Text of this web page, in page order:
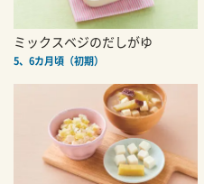
ミックスベジのだしがゆ
5、6カ月頃（初期）